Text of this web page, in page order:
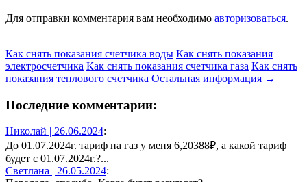
Для отправки комментария вам необходимо авторизоваться.
Как снять показания счетчика воды Как снять показания
электросчетчика Как снять показания счетчика газа Как снять
показания теплового счетчика Остальная информация →
Последние комментарии:
Николай | 26.06.2024:
До 01.07.2024г. тариф на газ у меня 6,20388₽, а какой тариф
будет с 01.07.2024г.?...
Светлана | 26.05.2024: